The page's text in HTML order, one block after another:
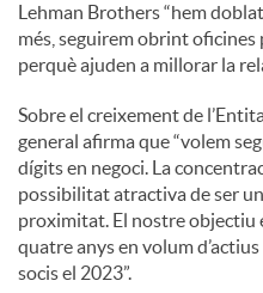
i
a
l
s
Lehman Brothers “hem
més, seguirem obrint
perquè ajuden a millorar la
Sobre el creixement de
general afirma que “volem
dígits en negoci. La
possibilitat atractiva de ser
proximitat. El nostre objectiu
quatre anys en volum
socis el 2023”.